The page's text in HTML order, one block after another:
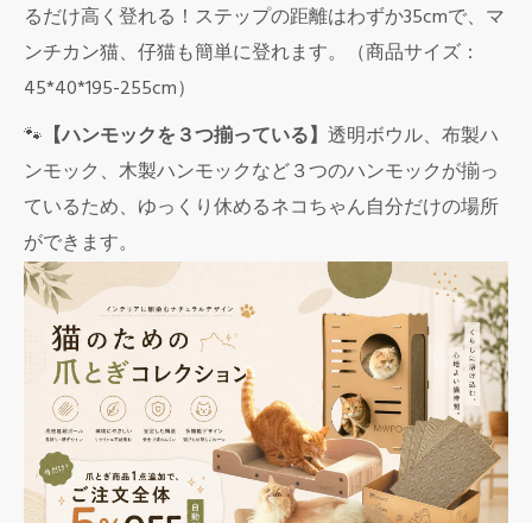
るだけ高く登れる！ステップの距離はわずか35cmで、マ
ンチカン猫、仔猫も簡単に登れます。（商品サイズ：
45*40*195-255cm）
🐾 【ハンモックを３つ揃っている】 透明ボウル、布製ハ
ンモック、木製ハンモックなど３つのハンモックが揃っ
ているため、 ゆっくり休めるネコちゃん自分だけの場所
ができます。